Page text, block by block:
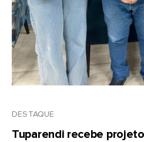
DESTAQUE
Tuparendi recebe